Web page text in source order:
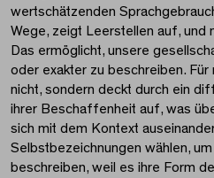
wertschätzenden
Wege, zeigt Leerstellen auf, und
Das ermöglicht, unsere
oder exakter zu beschreiben.
nicht, sondern deckt durch ein
ihrer Beschaffenheit auf, was
sich mit dem Kontext
Selbstbezeichnungen wählen,
beschreiben, weil es ihre Form